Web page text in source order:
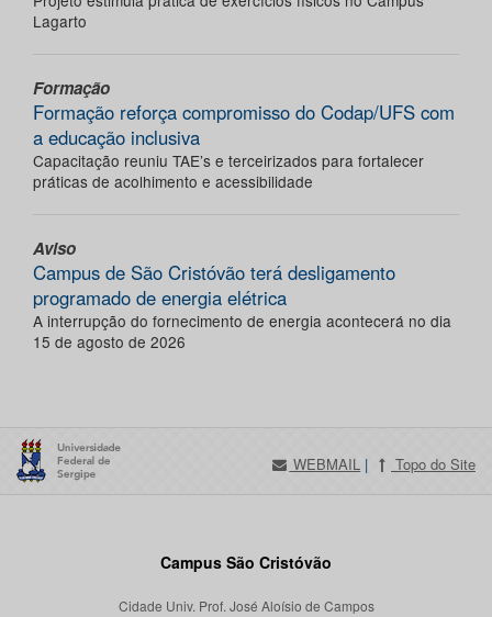
Lagarto
Formação
Formação reforça compromisso do Codap/UFS com
a educação inclusiva
Capacitação reuniu TAE’s e terceirizados para fortalecer
práticas de acolhimento e acessibilidade
Aviso
Campus de São Cristóvão terá desligamento
programado de energia elétrica
A interrupção do fornecimento de energia acontecerá no dia
15 de agosto de 2026
WEBMAIL | Topo do Site
Campus São Cristóvão
Cidade Univ. Prof. José Aloísio de Campos